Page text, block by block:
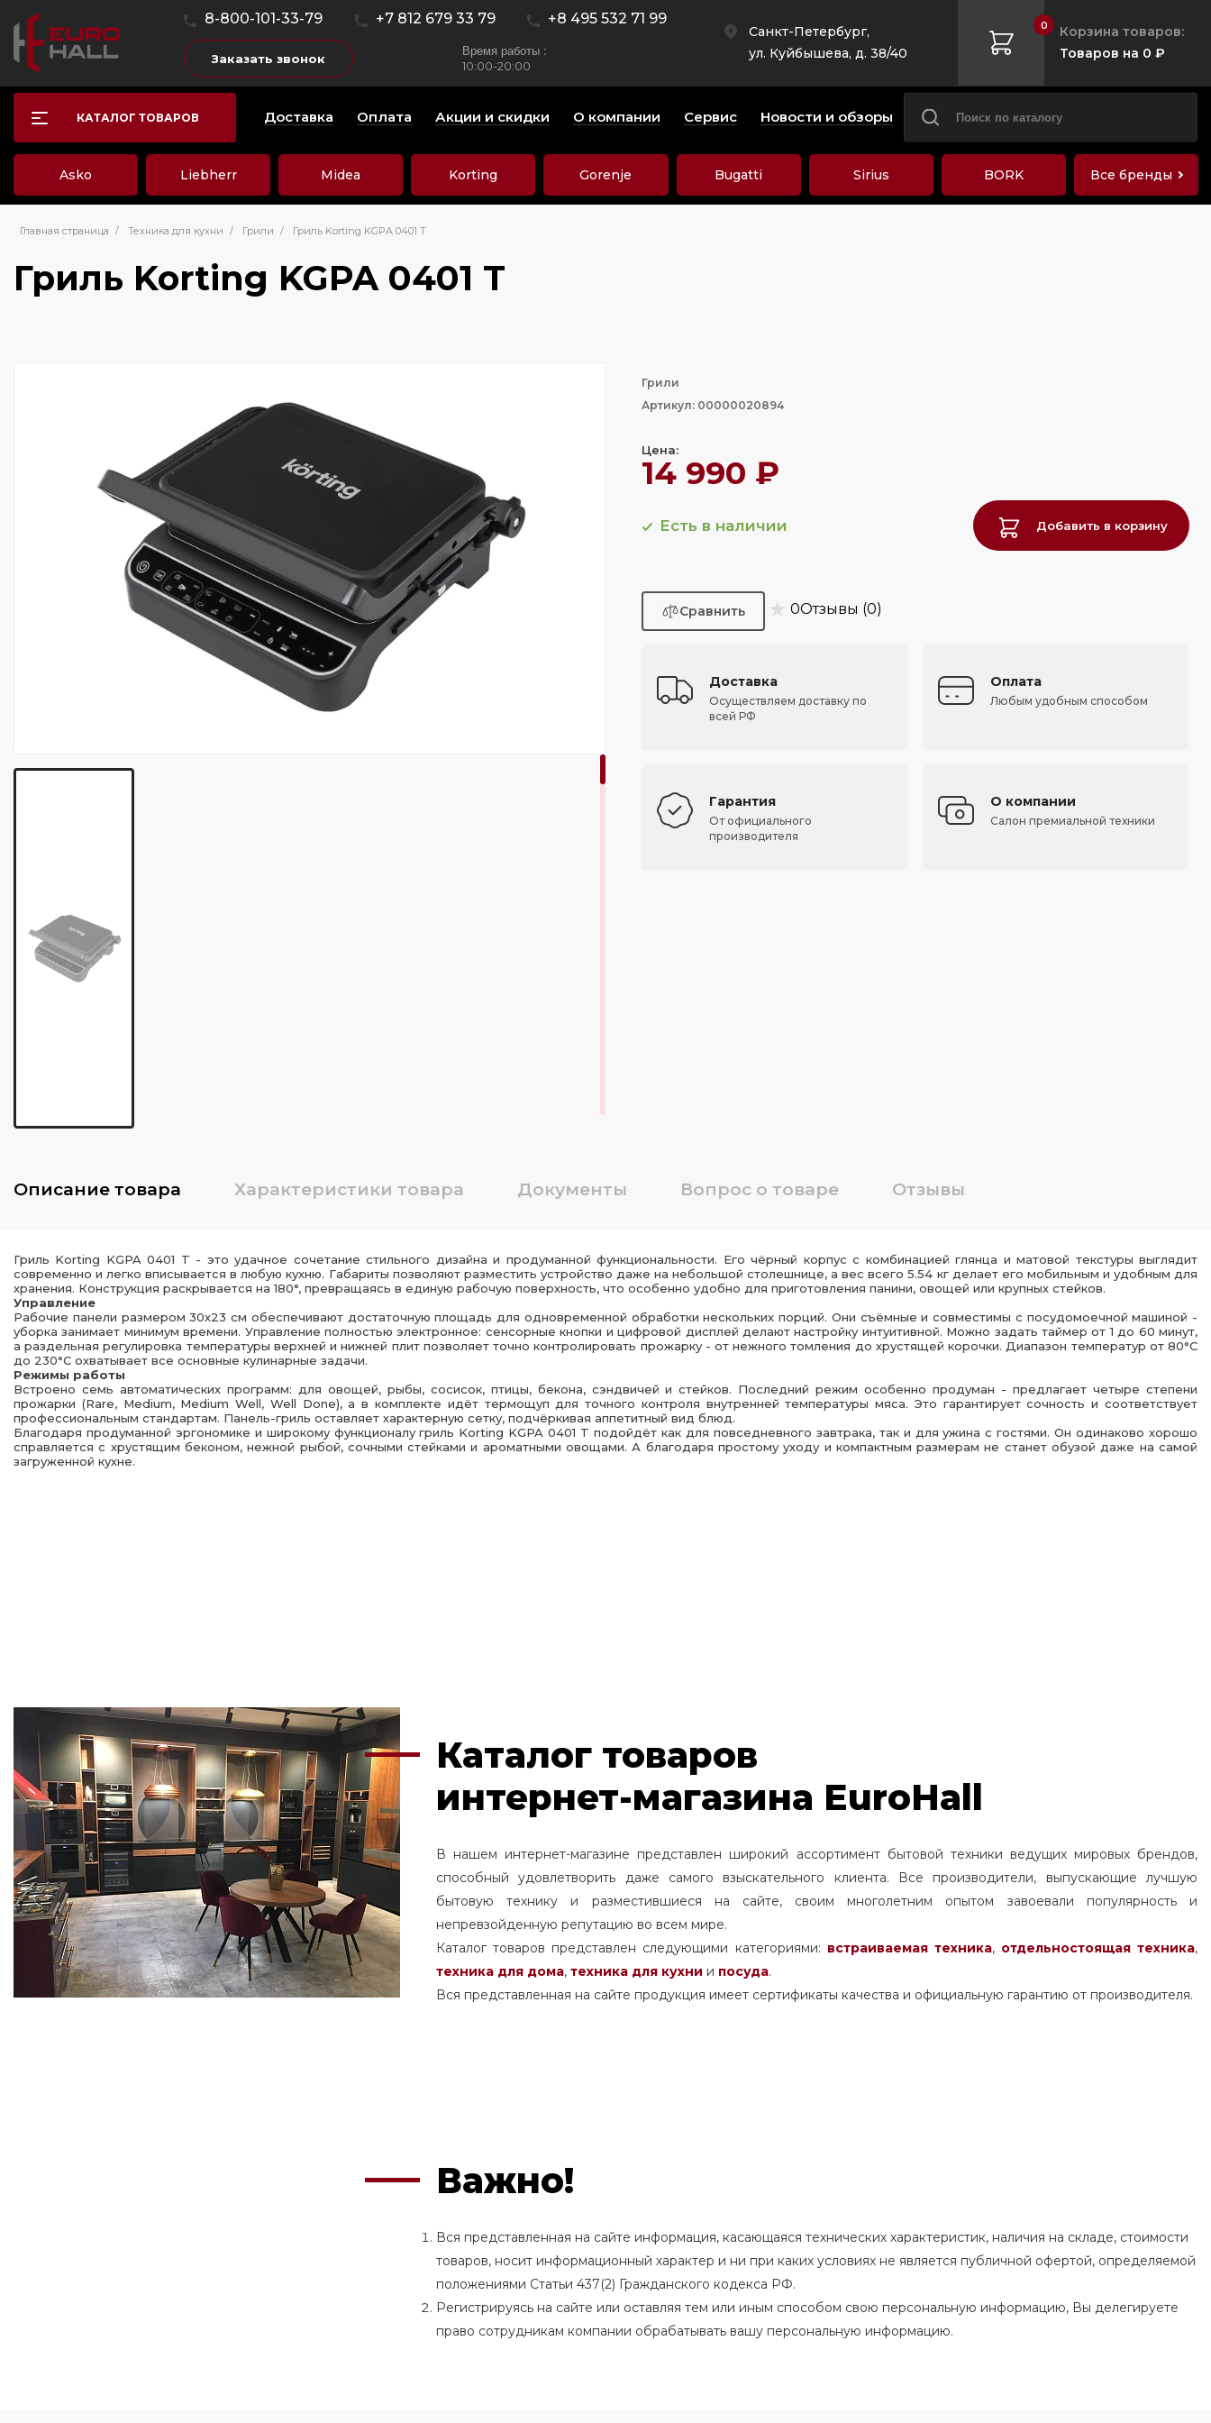
8-800-101-33-79 +7 812 679 33 79 +8 495 532 71 99
Заказать звонок Время работы :
10:00-20:00
Санкт-Петербург,
ул. Куйбышева, д. 38/40
0
Корзина товаров:
Товаров на 0 ₽
КАТАЛОГ ТОВАРОВ Доставка Оплата Акции и скидки О компании Сервис Новости и обзоры
Asko Liebherr Midea Korting Gorenje Bugatti Sirius BORK Все бренды
Главная страница / Техника для кухни / Грили / Гриль Korting KGPA 0401 T
Гриль Korting KGPA 0401 T
Грили
Артикул: 00000020894
Цена:
14 990 ₽
Есть в наличии Добавить в корзину
★ 0Отзывы (0)
Доставка
Осуществляем доставку по
всей РФ
Оплата
Любым удобным способом
Гарантия
От официального
производителя
О компании
Салон премиальной техники
Описание товара Характеристики товара Документы Вопрос о товаре Отзывы
Гриль Korting KGPA 0401 T - это удачное сочетание стильного дизайна и продуманной функциональности. Его чёрный корпус с комбинацией глянца и матовой текстуры выглядит
современно и легко вписывается в любую кухню. Габариты позволяют разместить устройство даже на небольшой столешнице, а вес всего 5.54 кг делает его мобильным и удобным для
хранения. Конструкция раскрывается на 180°, превращаясь в единую рабочую поверхность, что особенно удобно для приготовления панини, овощей или крупных стейков.
Управление
Рабочие панели размером 30х23 см обеспечивают достаточную площадь для одновременной обработки нескольких порций. Они съёмные и совместимы с посудомоечной машиной -
уборка занимает минимум времени. Управление полностью электронное: сенсорные кнопки и цифровой дисплей делают настройку интуитивной. Можно задать таймер от 1 до 60 минут,
а раздельная регулировка температуры верхней и нижней плит позволяет точно контролировать прожарку - от нежного томления до хрустящей корочки. Диапазон температур от 80°C
до 230°C охватывает все основные кулинарные задачи.
Режимы работы
Встроено семь автоматических программ: для овощей, рыбы, сосисок, птицы, бекона, сэндвичей и стейков. Последний режим особенно продуман - предлагает четыре степени
прожарки (Rare, Medium, Medium Well, Well Done), а в комплекте идёт термощуп для точного контроля внутренней температуры мяса. Это гарантирует сочность и соответствует
профессиональным стандартам. Панель-гриль оставляет характерную сетку, подчёркивая аппетитный вид блюд.
Благодаря продуманной эргономике и широкому функционалу гриль Korting KGPA 0401 T подойдёт как для повседневного завтрака, так и для ужина с гостями. Он одинаково хорошо
справляется с хрустящим беконом, нежной рыбой, сочными стейками и ароматными овощами. А благодаря простому уходу и компактным размерам не станет обузой даже на самой
загруженной кухне.
Каталог товаров
интернет-магазина EuroHall
В нашем интернет-магазине представлен широкий ассортимент бытовой техники ведущих мировых брендов,
способный удовлетворить даже самого взыскательного клиента. Все производители, выпускающие лучшую
бытовую технику и разместившиеся на сайте, своим многолетним опытом завоевали популярность и
непревзойденную репутацию во всем мире.
Каталог товаров представлен следующими категориями: встраиваемая техника, отдельностоящаятехника,
техника для дома, техника для кухни и посуда.
Вся представленная на сайте продукция имеет сертификаты качества и официальную гарантию от производителя.
Важно!
Вся представленная на сайте информация, касающаяся технических характеристик, наличия на складе, стоимости
товаров, носит информационный характер и ни при каких условиях не является публичной офертой, определяемой
положениями Статьи 437(2) Гражданского кодекса РФ.
Регистрируясь на сайте или оставляя тем или иным способом свою персональную информацию, Вы делегируете
право сотрудникам компании обрабатывать вашу персональную информацию.